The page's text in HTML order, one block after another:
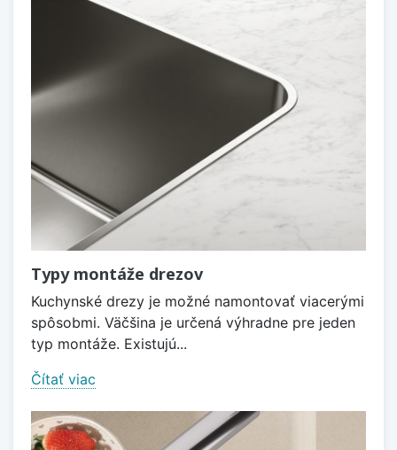
Typy montáže drezov
Kuchynské drezy je možné namontovať viacerými
spôsobmi. Väčšina je určená výhradne pre jeden
typ montáže. Existujú...
Čítať viac